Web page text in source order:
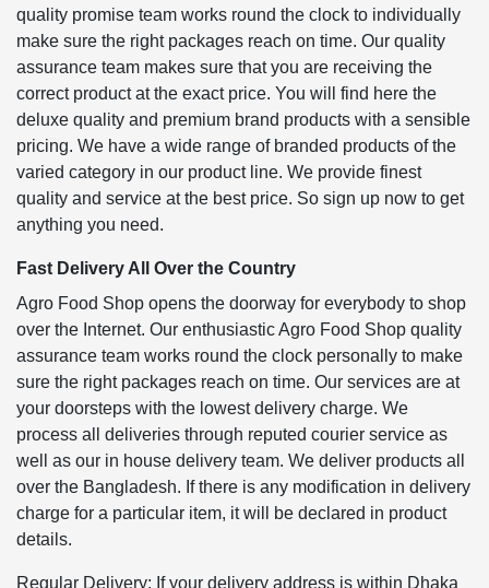
quality promise team works round the clock to individually
make sure the right packages reach on time. Our quality
assurance team makes sure that you are receiving the
correct product at the exact price. You will find here the
deluxe quality and premium brand products with a sensible
pricing. We have a wide range of branded products of the
varied category in our product line. We provide finest
quality and service at the best price. So sign up now to get
anything you need.
Fast Delivery All Over the Country
Agro Food Shop opens the doorway for everybody to shop
over the Internet. Our enthusiastic Agro Food Shop quality
assurance team works round the clock personally to make
sure the right packages reach on time. Our services are at
your doorsteps with the lowest delivery charge. We
process all deliveries through reputed courier service as
well as our in house delivery team. We deliver products all
over the Bangladesh. If there is any modification in delivery
charge for a particular item, it will be declared in product
details.
Regular Delivery: If your delivery address is within Dhaka